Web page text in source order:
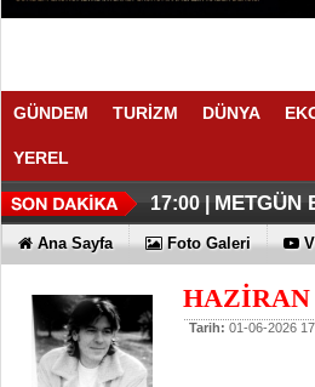
GÜNDEM TURİZM DÜNYA
YEREL
17:11 |O
17:08 |O
17:00 | METGÜN
12:17 |THY
12:02 |ÖZEL
11:56 |İŞTE
11:53 |
Ana Sayfa Foto Galeri
Tarih: 01-06-2026